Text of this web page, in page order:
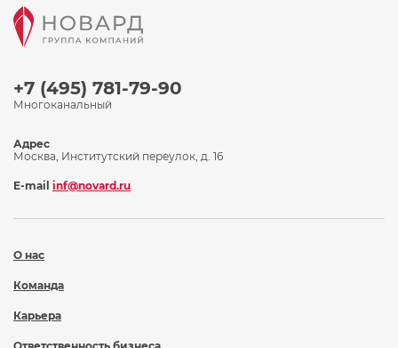
+7 (495) 781-79-90
Многоканальный
О нас
Команда
Карьера
Адрес
Москва, Институтский переулок, д. 16
E-mail inf@novard.ru